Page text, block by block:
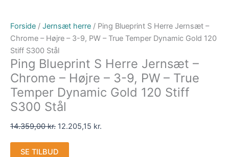
Forside / Jernsæt herre / Ping Blueprint S Herre Jernsæt –
Chrome – Højre – 3-9, PW – True Temper Dynamic Gold 120
Stiff S300 Stål
Ping Blueprint S Herre Jernsæt –
Chrome – Højre – 3-9, PW – True
Temper Dynamic Gold 120 Stiff
S300 Stål
14.359,00kr. 12.205,15 kr.
SE TILBUD